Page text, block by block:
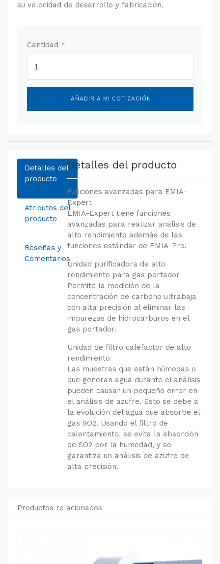
su velocidad de desarrollo y fabricación.
Cantidad *
AÑADIR A MI COTIZACIÓN
Detalles del
producto
Atributos del
producto
Reseñas y
Comentarios
Detalles del producto
Funciones avanzadas para EMIA-
Expert
EMIA-Expert tiene funciones
avanzadas para realizar análisis de
alto rendimiento además de las
funciones estándar de EMIA-Pro.
Unidad purificadora de alto
rendimiento para gas portador
Permite la medición de la
concentración de carbono ultrabaja
con alta precisión al eliminar las
impurezas de hidrocarburos en el
gas portador.
Unidad de filtro calefactor de alto
rendimiento
Las muestras que están húmedas o
que generan agua durante el análisis
pueden causar un pequeño error en
el análisis de azufre. Esto se debe a
la evolución del agua que absorbe el
gas SO2. Usando el filtro de
calentamiento, se evita la absorción
de SO2 por la humedad, y se
garantiza un análisis de azufre de
alta precisión.
Productos relacionados